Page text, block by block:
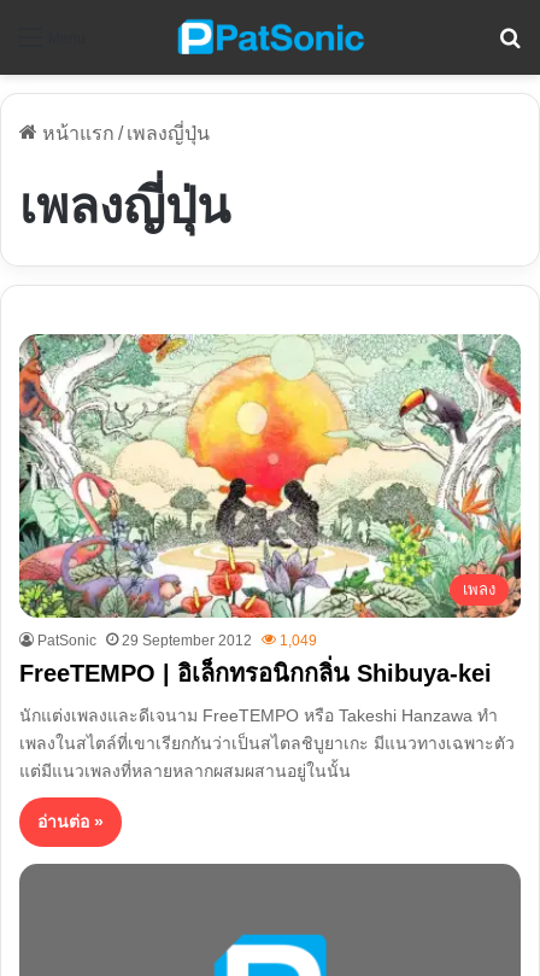
หน้าแรก / เพลงญี่ปุ่น
เพลงญี่ปุ่น
เพลง
PatSonic 29 September 2012 1,049
FreeTEMPO | อิเล็กทรอนิกกลิ่น Shibuya-kei
นักแต่งเพลงและดีเจนาม FreeTEMPO หรือ Takeshi Hanzawa ทำ
เพลงในสไตล์ที่เขาเรียกกันว่าเป็นสไตลชิบูยาเกะ มีแนวทางเฉพาะตัว
แต่มีแนวเพลงที่หลายหลากผสมผสานอยู่ในนั้น
อ่านต่อ »